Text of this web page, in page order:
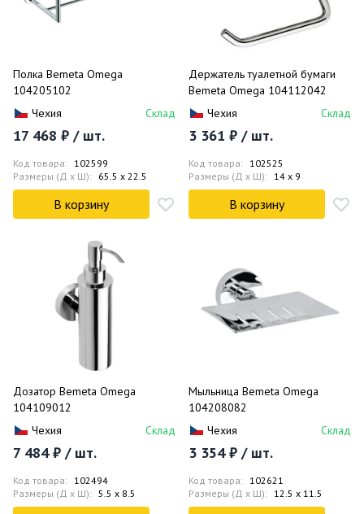
Полка Bemeta Omega
104205102
Чехия
Склад
17 468 ₽ / шт.
Код товара: 102599
Размеры (Д x Ш): 65.5 x 22.5
В корзину
Держатель туалетной бумаги
Bemeta Omega 104112042
Чехия
Склад
3 361 ₽ / шт.
Код товара: 102525
Размеры (Д x Ш): 14 x 9
В корзину
Дозатор Bemeta Omega
104109012
Чехия
Склад
7 484 ₽ / шт.
Код товара: 102494
Размеры (Д x Ш): 5.5 x 8.5
Мыльница Bemeta Omega
104208082
Чехия
Склад
3 354 ₽ / шт.
Код товара: 102621
Размеры (Д x Ш): 12.5 x 11.5